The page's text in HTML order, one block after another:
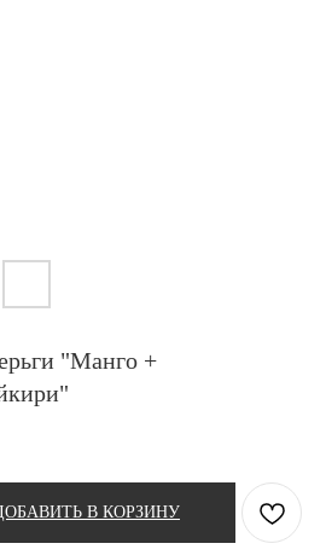
"Манго +
В КОРЗИНУ